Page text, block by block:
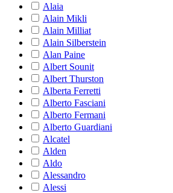
Alaia
Alain Mikli
Alain Milliat
Alain Silberstein
Alan Paine
Albert Sounit
Albert Thurston
Alberta Ferretti
Alberto Fasciani
Alberto Fermani
Alberto Guardiani
Alcatel
Alden
Aldo
Alessandro
Alessi